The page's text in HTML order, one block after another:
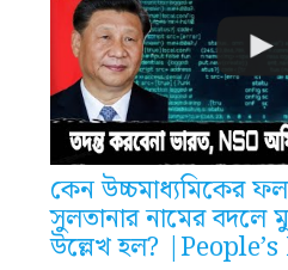
কেন উচ্চমাধ্যমিকের
সুলতানার নামের বদলে
উল্লেখ হল?